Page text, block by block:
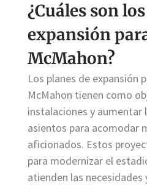
¿Cuáles son
expansión
McMahon?
Los planes de expansión
McMahon tienen como
instalaciones y aumentar
asientos para acomodar
aficionados. Estos
para modernizar el
atienden las